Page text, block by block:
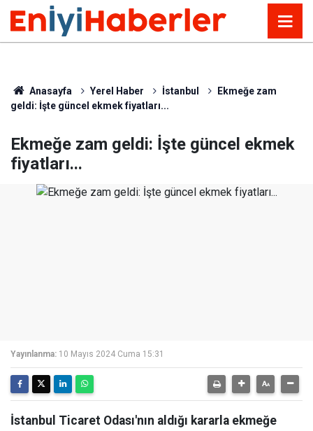
Anasayfa Yerel Haber İstanbul
Ekmeğe zam
geldi: İşte güncel ekmek fiyatları...
Ekmeğe zam geldi: İşte güncel ekmek
fiyatları...
Yayınlanma: 10 Mayıs 2024 Cuma 15:31
İstanbul Ticaret Odası'nın aldığı kararla ekmeğe